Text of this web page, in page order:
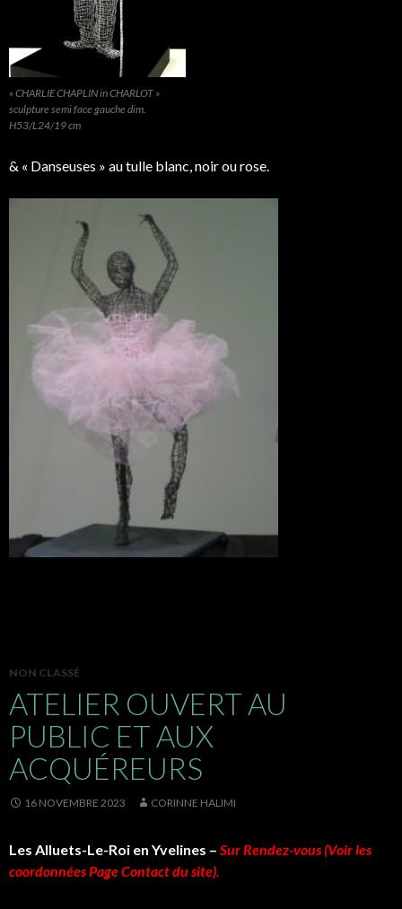
« CHARLIE CHAPLIN in CHARLOT »
sculpture semi face gauche dim.
H53/L24/19 cm
& « Danseuses » au tulle blanc, noir ou rose.
NON CLASSÉ
ATELIER OUVERT AU
PUBLIC ET AUX
ACQUÉREURS
16 NOVEMBRE 2023 CORINNE HALIMI
Les Alluets-Le-Roi en Yvelines – Sur Rendez-vous (Voir les
coordonnées Page Contact du site).